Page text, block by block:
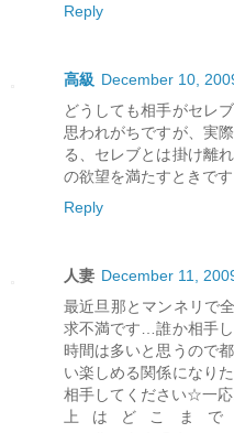
Reply
高級 December 10,
どうしても相手がセレ
思われがちですが、実
る、セレブとは掛け離
の欲望を満たすときです
Reply
人妻 December 11,
最近旦那とマンネリで
求不満です…誰か相手
時間は多いと思うので
い楽しめる関係になり
相手してください☆一応
上はどこま